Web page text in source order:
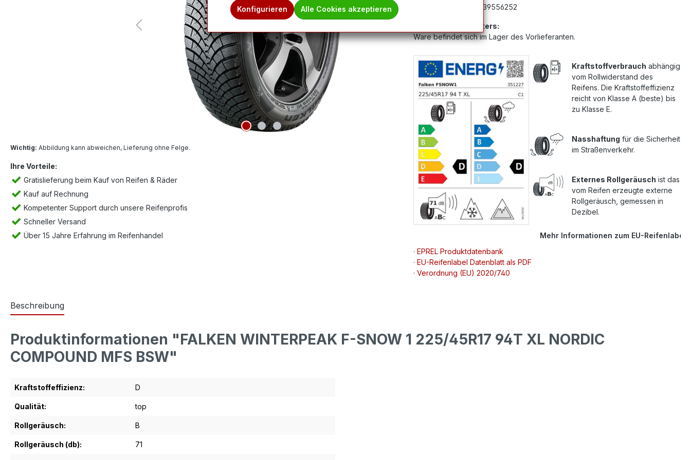
Wichtig: Abbildung kann abweichen, Lieferung ohne Felge.
Ihre Vorteile:
Gratislieferung beim Kauf von Reifen & Räder
Kauf auf Rechnung
Kompetenter Support durch unsere Reifenprofis
Schneller Versand
Über 15 Jahre Erfahrung im Reifenhandel
G39556252
Hinweis des Anbieters:
Ware befindet sich im Lager des Vorlieferanten.
Kraftstoffverbrauch abhängig
vom Rollwiderstand des
Reifens. Die Kraftstoffeffizienz
reicht von Klasse A (beste) bis
zu Klasse E.
Nasshaftung für die Sicherheit
im Straßenverkehr.
Externes Rollgeräusch ist das
vom Reifen erzeugte externe
Rollgeräusch, gemessen in
Dezibel.
Mehr Informationen zum EU-Reifenlabel
· EPREL Produktdatenbank
· EU-Reifenlabel Datenblatt als PDF
· Verordnung (EU) 2020/740
Beschreibung
Produktinformationen "FALKEN WINTERPEAK F-SNOW 1 225/45R17 94T XL NORDIC
COMPOUND MFS BSW"
Kraftstoffeffizienz: D
Qualität: top
Rollgeräusch: B
Rollgeräusch (db): 71
Konfigurieren Alle Cookies akzeptieren